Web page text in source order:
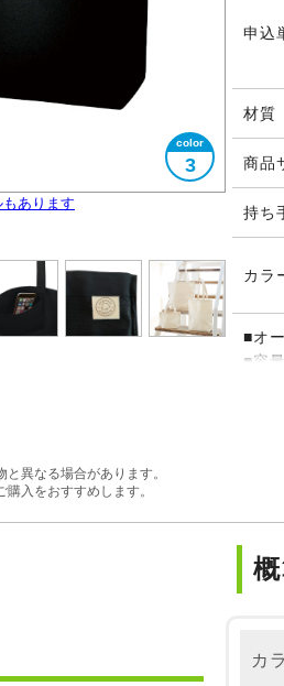
あります
3
応ジ
ト付き
マーク付き
サイズです
異なる場合があります。
入をおすすめします。
申込
材質
商品
持ち
カラ
■オ
■容
カ